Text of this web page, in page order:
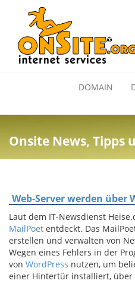
DOMAIN
Onsite News, Tipps
Web-Server werden über
Laut dem IT-Newsdienst
MailPoet entdeckt. Das
erstellen und verwalten von
Wegen eines Fehlers in der
von WordPress nutzen, um
einer Hintertür installiert,